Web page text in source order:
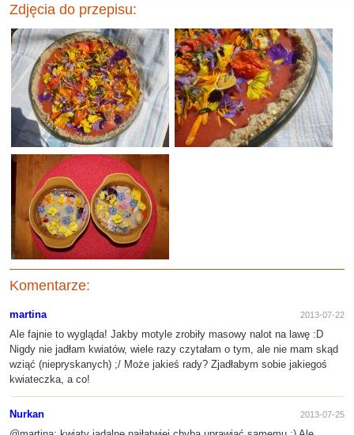
Zdjęcia do przepisu:
Komentarze:
martina 2013-07-22
Ale fajnie to wygląda! Jakby motyle zrobiły masowy nalot na lawę :D
Nigdy nie jadłam kwiatów, wiele razy czytałam o tym, ale nie mam skąd
wziąć (niepryskanych) ;/ Może jakieś rady? Zjadłabym sobie jakiegoś
kwiateczka, a co!
Nurkan 2013-07-25